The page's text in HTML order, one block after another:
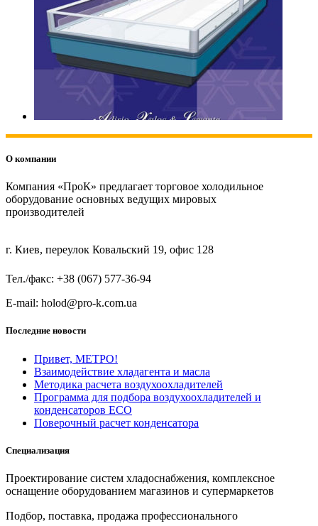
О компании
Компания «ПроК» предлагает торговое холодильное
оборудование основных ведущих мировых
производителей
г. Киев, переулок Ковальский 19, офис 128
Тел./факс: +38 (067) 577-36-94
E-mail: holod@pro-k.com.ua
Последние новости
Привет, МЕТРО!
Взаимодействие хладагента и масла
Методика расчета воздухоохладителей
Программа для подбора воздухоохладителей и
конденсаторов ECO
Поверочный расчет конденсатора
Специализация
Проектирование систем хладоснабжения, комплексное
оснащение оборудованием магазинов и супермаркетов
Подбор, поставка, продажа профессионального